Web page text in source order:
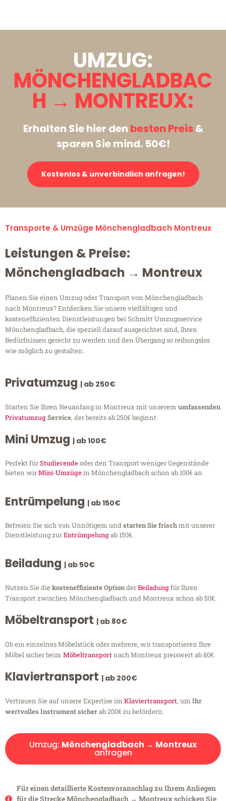
UMZUG:
MÖNCHENGLADBAC
H → MONTREUX:
Erhalten Sie hier den besten Preis&
sparen Sie mind. 50€!
Kostenlos & unverbindlich anfragen!
Transporte & Umzüge Mönchengladbach Montreux
Leistungen & Preise:
Mönchengladbach → Montreux
Planen Sie einen Umzug oder Transport von Mönchengladbach
nach Montreux? Entdecken Sie unsere vielfältigen und
kosteneffizienten Dienstleistungen bei Schmitt Umzugsservice
Mönchengladbach, die speziell darauf ausgerichtet sind, Ihren
Bedürfnissen gerecht zu werden und den Übergang so reibungslos
wie möglich zu gestalten.
Privatumzug | ab 250€
Starten Sie Ihren Neuanfang in Montreux mit unserem umfassenden
PrivatumzugService, der bereits ab 250€ beginnt.
Mini Umzug | ab 100€
Perfekt fürStudierendeoder den Transport weniger Gegenstände
bieten wirMini-Umzügein Mönchengladbach schon ab 100€ an.
Entrümpelung | ab 150€
Befreien Sie sich von Unnötigem undstarten Sie frischmit unserer
Dienstleistung zurEntrümpelungab 150€.
Beiladung | ab 50€
Nutzen Sie diekosteneffiziente OptionderBeiladungfür Ihren
Transport zwischen Mönchengladbach und Montreux schon ab 50€.
Möbeltransport | ab 80€
Ob ein einzelnes Möbelstück oder mehrere, wir transportieren Ihre
Möbel sicher beim Möbeltransportnach Montreux preiswert ab 80€.
Klaviertransport | ab 200€
Vertrauen Sie auf unsere Expertise im Klaviertransport, um Ihr
wertvolles Instrument sicherab 200€ zu befördern.
Umzug: Mönchengladbach → Montreux
anfragen
Für einen detaillierte Kostenvoranschlag zu Ihrem Anliegen
für die Strecke Mönchengladbach → Montreux schicken Sie